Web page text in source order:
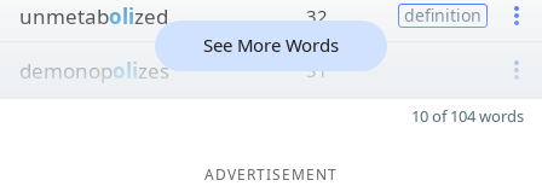
unmetabolized 32 definition
demonopolizes 31
See More Words
10 of 104 words
ADVERTISEMENT